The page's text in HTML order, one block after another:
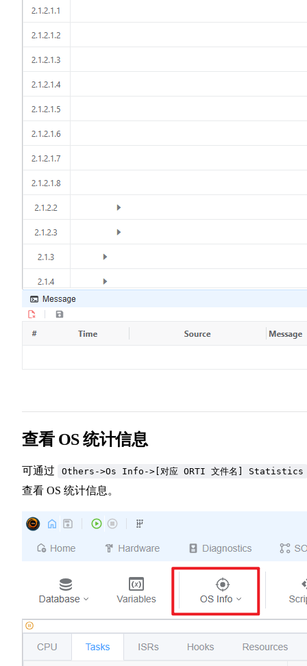
查看 OS 统计信息
可通过 Others->Os Info->[对应 ORTI 文件名] Statistics
查看 OS 统计信息。